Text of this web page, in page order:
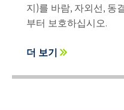
지)를 바람, 자외선, 동
부터 보호하십시오.
더 보기